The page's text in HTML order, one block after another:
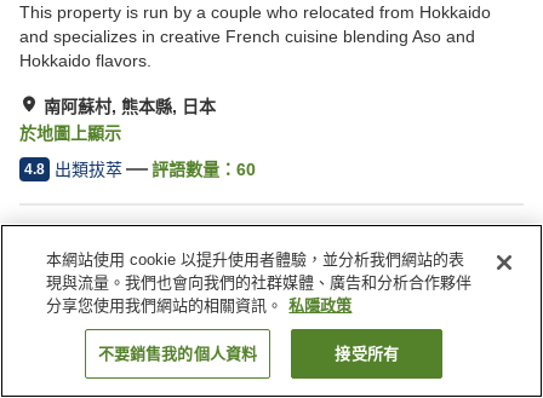
This property is run by a couple who relocated from Hokkaido
and specializes in creative French cuisine blending Aso and
Hokkaido flavors.
南阿蘇村, 熊本縣, 日本
於地圖上顯示
4.8 出類拔萃 評語數量： 60
停車場
找客房
本網站使用 cookie 以提升使用者體驗，並分析我們網站的表
現與流量。我們也會向我們的社群媒體、廣告和分析合作夥伴
分享您使用我們網站的相關資訊。
私隱政策
不要銷售我的個人資料 接受所有